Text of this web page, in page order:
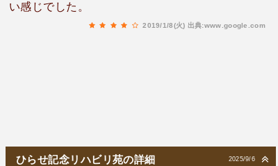
い感じでした。
2019/1/8(火) 出典:www.google.com
2025/9/6
ひらせ記念リハビリ苑の詳細